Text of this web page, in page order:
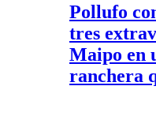
Pollufo
tres
Maipo en
ranchera